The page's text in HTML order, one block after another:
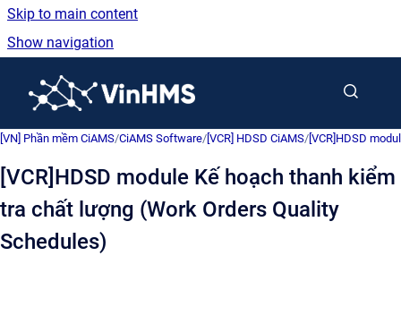
Skip to main content
Show navigation
[VN] Phần mềm CiAMS/CiAMS Software/ [VCR] HDSD CiAMS/ [VCR]HDSD
[VCR]HDSD module Kế hoạch thanh kiểm
tra chất lượng (Work Orders Quality
Schedules)